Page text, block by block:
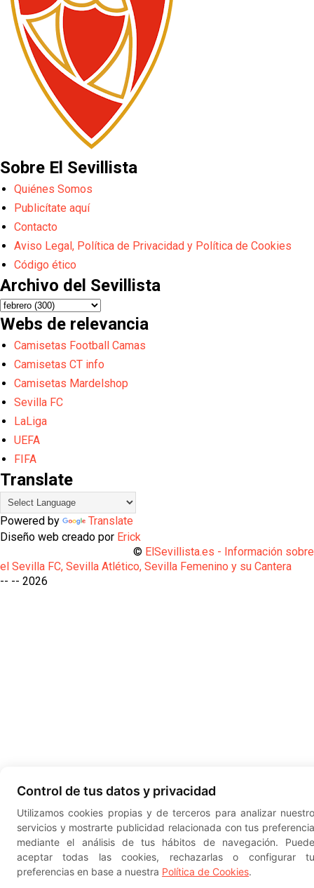
Sobre El Sevillista
Quiénes Somos
Publicítate aquí
Contacto
Aviso Legal, Política de Privacidad y Política de Cookies
Código ético
Archivo del Sevillista
Webs de relevancia
Camisetas Football Camas
Camisetas CT info
Camisetas Mardelshop
Sevilla FC
LaLiga
UEFA
FIFA
Translate
Powered by
Translate
Diseño web creado por Erick
© ElSevillista.es - Información sobre
el Sevilla FC, Sevilla Atlético, Sevilla Femenino y su Cantera
-- --
Control de tus datos y privacidad
Utilizamos cookies propias y de terceros para analizar
servicios y mostrarte publicidad relacionada con tus
mediante el análisis de tus hábitos de navegación.
aceptar todas las cookies, rechazarlas o configurar
preferencias en base a nuestra Política de Cookies.
2026